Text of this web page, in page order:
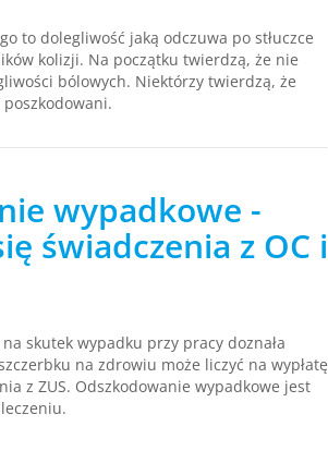
to dolegliwość jaką odczuwa po stłuczce
kolizji. Na początku twierdzą, że nie
bólowych. Niektórzy twierdzą, że
wypadkowe -
świadczenia z OC i
skutek wypadku przy pracy doznała
na zdrowiu może liczyć na wypłatę
z ZUS. Odszkodowanie wypadkowe jest